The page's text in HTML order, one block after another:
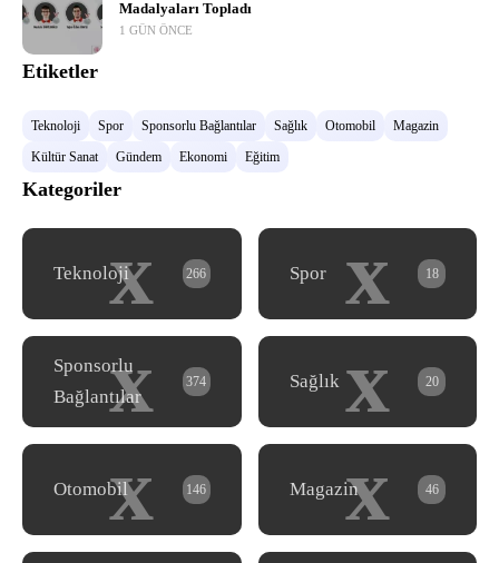
Madalyaları Topladı
1 GÜN ÖNCE
Etiketler
Teknoloji Spor Sponsorlu Bağlantılar Sağlık Otomobil
Magazin
Kültür Sanat
Gündem Ekonomi Eğitim
Kategoriler
x
Teknoloji 266 x
Spor 18
x
Sponsorlu
Bağlantılar
374 x
Sağlık 20
x
Otomobil 146 x
Magazin 46